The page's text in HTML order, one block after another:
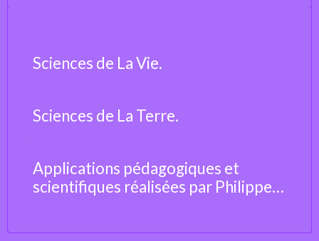
Sciences de La Vie.
Sciences de La Terre.
Applications pédagogiques et
scientifiques réalisées par Philippe